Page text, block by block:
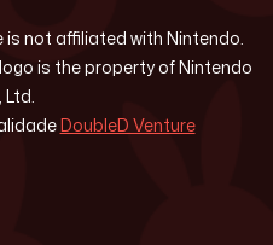
is not affiliated with Nintendo.
is the property of Nintendo
Ltd.
DoubleD Venture